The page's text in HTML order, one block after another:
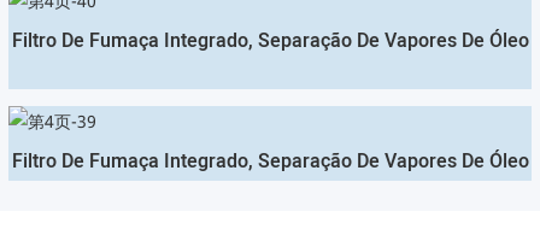
Filtro De Fumaça Integrado, Separação De Vapores De Óleo
Filtro De Fumaça Integrado, Separação De Vapores De Óleo